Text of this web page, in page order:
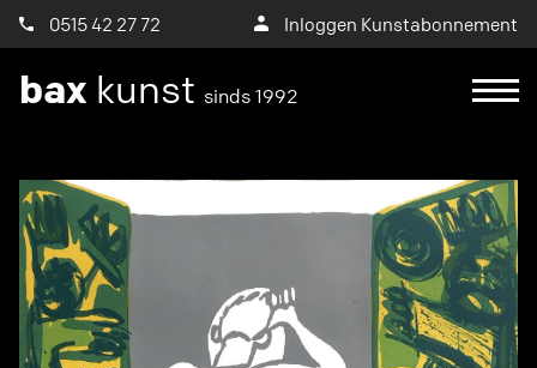
0515 42 27 72 Inloggen Kunstabonnement
bax kunst sinds 1992